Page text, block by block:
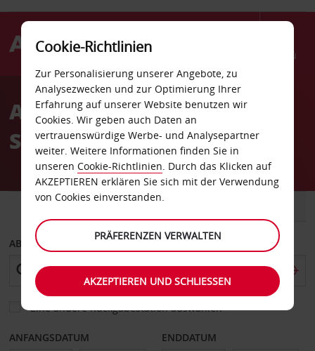
Menü
AvisAutovermietung Palm
Springs Flughafen
ABHOLEN VON
Eine andere Rückgabestation auswählen
ANFANGSDATUM ENDDATUM
Cookie-Richtlinien
Zur Personalisierung unserer Angebote, zu
Analysezwecken und zur Optimierung Ihrer
Erfahrung auf unserer Website benutzen wir
Cookies. Wir geben auch Daten an
vertrauenswürdige Werbe- und Analysepartner
weiter. Weitere Informationen finden Sie in
unseren Cookie-Richtlinien. Durch das Klicken auf
AKZEPTIEREN erklären Sie sich mit der Verwendung
von Cookies einverstanden.
PRÄFERENZEN VERWALTEN
AKZEPTIEREN UND SCHLIESSEN